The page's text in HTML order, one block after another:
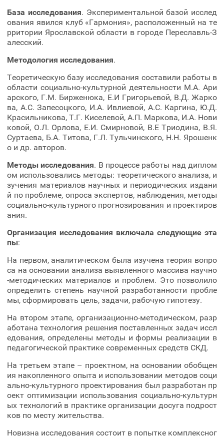
База исследования. Экспериментальной базой исслед
ования явился клуб «Гармония», расположенный на те
рритории Ярославской области в городе Переславль-З
алесский.
Методология исследования.
Теоретическую базу исследования составили работы в
области социально-культурной деятельности М.А. Ари
арского, Г.М. Бирженюка, Е.И Григорьевой, В.Д. Жарко
ва, А.С. Запесоцкого, И.А. Ивлиевой, А.С. Каргина, Ю.Д.
Красильникова, Т.Г. Киселевой, А.П. Маркова, И.А. Нови
ковой, О.Л. Орлова, Е.И. Смирновой, В.Е Триодина, В.Я.
Суртаева, Б.А. Титова, Г.Л. Тульчинского, Н.Н. Ярошенк
о и др. авторов.
Методы исследования. В процессе работы над диплом
ом использовались методы: теоретического анализа, и
зучения материалов научных и периодических издани
й по проблеме, опроса экспертов, наблюдения, методы
социально-культурного прогнозирования и проектиров
ания.
Организация исследования включала следующие эта
пы:
На первом, аналитическом была изучена теория вопро
са на основании анализа выявленного массива научно
-методических материалов и проблем. Это позволило
определить степень научной разработанности пробле
мы, сформировать цель, задачи, рабочую гипотезу.
На втором этапе, организационно-методическом, разр
аботана технология решения поставленных задач иссл
едования, определены методы и формы реализации в
педагогической практике современных средств СКД.
На третьем этапе – проектном, на основании обобщен
ия накопленного опыта и использовании методов соци
ально-культурного проектирования был разработан пр
оект оптимизации использования социально-культурн
ых технологий в практике организации досуга подрост
ков по месту жительства.
Новизна исследования состоит в попытке комплексног